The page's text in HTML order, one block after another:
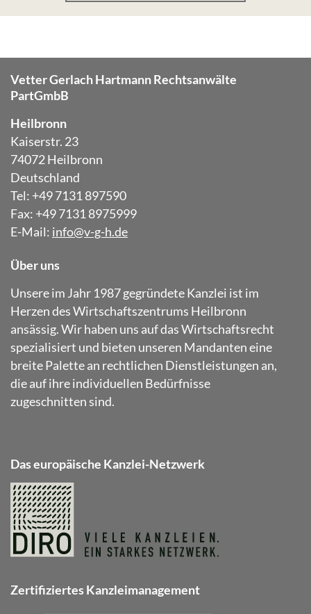
Vetter Gerlach Hartmann Rechtsanwälte
PartGmbB
Heilbronn
Kaiserstr. 23
74072 Heilbronn
Deutschland
Tel: +49 7131 897590
Fax: +49 7131 8975999
E-Mail: info@v-g-h.de
Über uns
Unsere im Jahr 1987 gegründete Kanzlei ist im
Herzen des Wirtschaftszentrums Heilbronn
ansässig. Wir haben uns auf das Wirtschaftsrecht
spezialisiert und bieten unseren Mandanten eine
breite Palette an rechtlichen Dienstleistungen an,
die auf ihre individuellen Bedürfnisse
zugeschnitten sind.
Das europäische Kanzlei-Netzwerk
Zertifiziertes Kanzleimanagement